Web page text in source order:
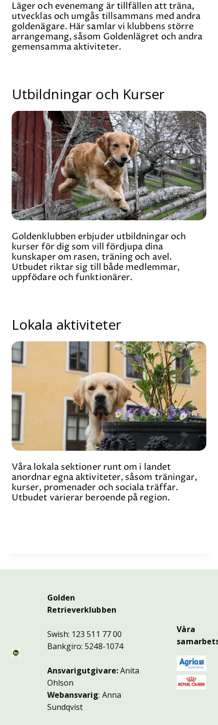
Läger och evenemang är tillfällen att träna,
utvecklas och umgås tillsammans med andra
goldenägare. Här samlar vi klubbens större
arrangemang, såsom Goldenlägret och andra
gemensamma aktiviteter.
Utbildningar och Kurser
Goldenklubben erbjuder utbildningar och
kurser för dig som vill fördjupa dina
kunskaper om rasen, träning och avel.
Utbudet riktar sig till både medlemmar,
uppfödare och funktionärer.
Lokala aktiviteter
Våra lokala sektioner runt om i landet
anordnar egna aktiviteter, såsom träningar,
kurser, promenader och sociala träffar.
Utbudet varierar beroende på region.
Golden
Retrieverklubben
Swish: 123 511 77 00
Bankgiro: 5248-1074
Ansvarigutgivare:Anita
Ohlson
Webansvarig: Anna
Sundqvist
Våra